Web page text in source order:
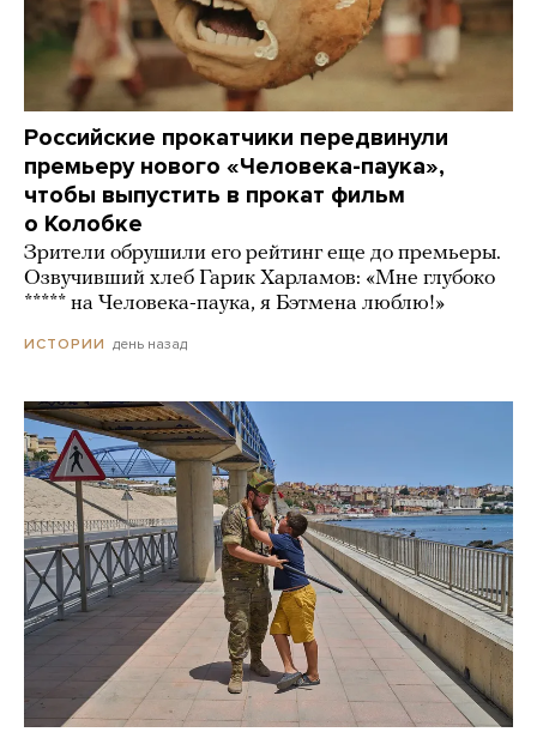
Российские прокатчики передвинули
премьеру нового «Человека-паука»,
чтобы выпустить в прокат фильм
о Колобке
Зрители обрушили его рейтинг еще до премьеры.
Озвучивший хлеб Гарик Харламов: «Мне глубоко
***** на Человека-паука, я Бэтмена люблю!»
ИСТОРИИ день назад